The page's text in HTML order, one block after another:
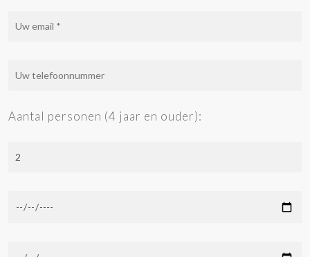
Aantal personen (4 jaar en ouder):